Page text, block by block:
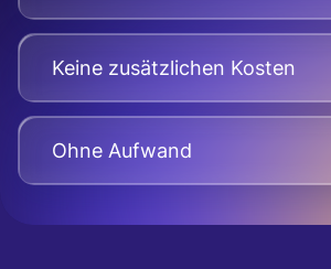
Keine zusätzlichen Kosten
Оhne Aufwand